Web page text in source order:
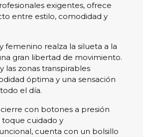
exigentes, ofrece
entre estilo, comodidad y
femenino realza la silueta a la
gran libertad de movimiento.
las zonas transpirables
óptima y una sensación
el día.
con botones a presión
cuidado y
cuenta con un bolsillo